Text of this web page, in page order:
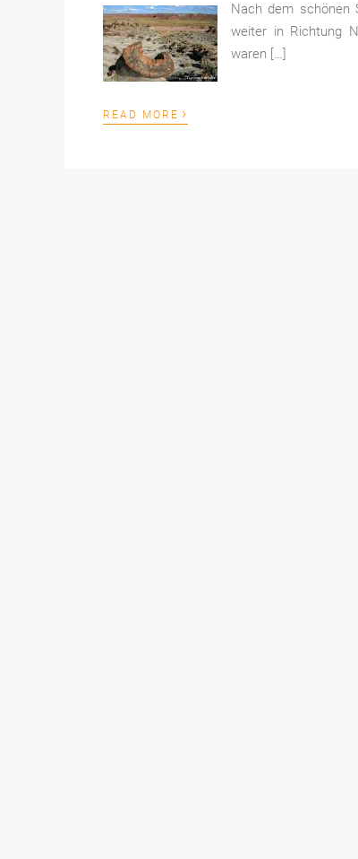
Nach dem schönen
weiter in Richtung
waren […]
READ MORE ›